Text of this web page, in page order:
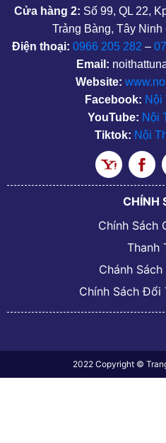
Cửa hàng 2: Số 99, QL 22,
Trảng Bàng, Tây
Điện thoại: 0966 205 282 –
Email:
Website:
Facebook: Nội
YouTube: Nội
Tiktok: Nội
CHÍNH
Chính Sách
Thanh
Chánh
Chính Sách Đổi
2022 Copyright ©